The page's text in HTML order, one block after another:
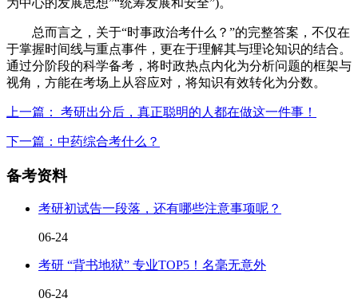
总而言之，关于“时事政治考什么？”的完整答案，不仅在
于掌握时间线与重点事件，更在于理解其与理论知识的结合。
通过分阶段的科学备考，将时政热点内化为分析问题的框架与
视角，方能在考场上从容应对，将知识有效转化为分数。
上一篇： 考研出分后，真正聪明的人都在做这一件事！
下一篇：中药综合考什么？
备考资料
考研初试告一段落，还有哪些注意事项呢？
06-24
考研 “背书地狱” 专业TOP5！名毫无意外
06-24